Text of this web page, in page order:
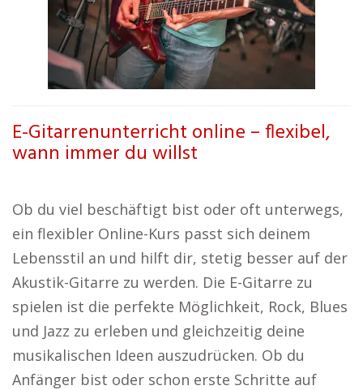
E-Gitarrenunterricht online – flexibel,
wann immer du willst
Ob du viel beschäftigt bist oder oft unterwegs,
ein flexibler Online-Kurs passt sich deinem
Lebensstil an und hilft dir, stetig besser auf der
Akustik-Gitarre zu werden. Die E-Gitarre zu
spielen ist die perfekte Möglichkeit, Rock, Blues
und Jazz zu erleben und gleichzeitig deine
musikalischen Ideen auszudrücken. Ob du
Anfänger bist oder schon erste Schritte auf